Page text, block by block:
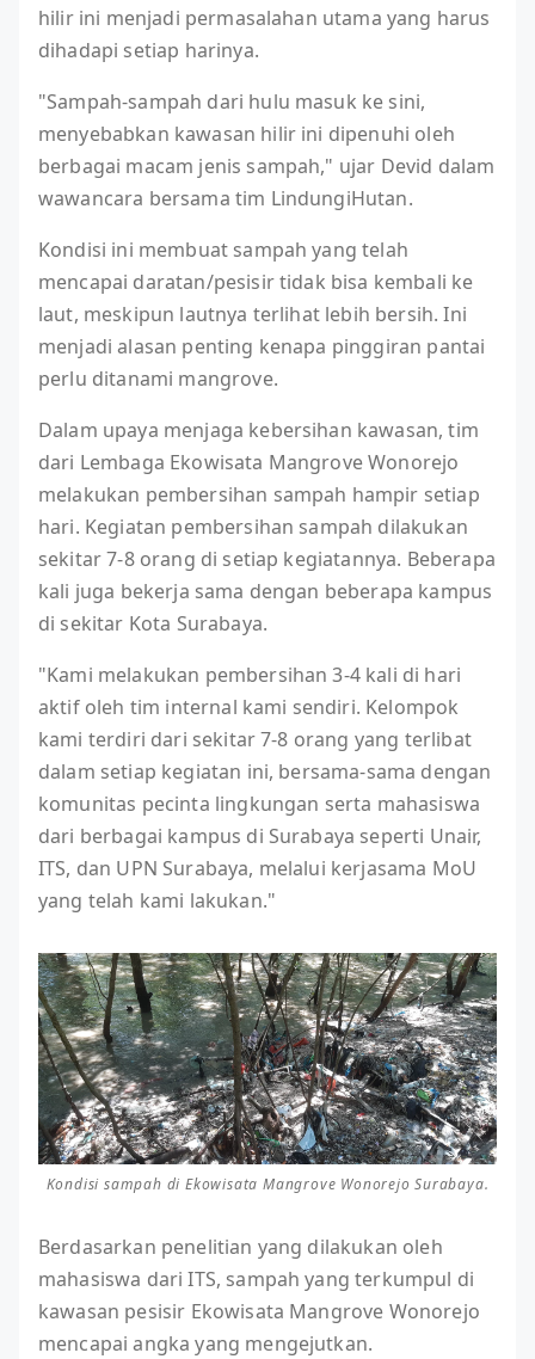
hilir ini menjadi permasalahan utama yang harus
dihadapi setiap harinya.
"Sampah-sampah dari hulu masuk ke sini,
menyebabkan kawasan hilir ini dipenuhi oleh
berbagai macam jenis sampah," ujar Devid dalam
wawancara bersama tim LindungiHutan.
Kondisi ini membuat sampah yang telah
mencapai daratan/pesisir tidak bisa kembali ke
laut, meskipun lautnya terlihat lebih bersih. Ini
menjadi alasan penting kenapa pinggiran pantai
perlu ditanami mangrove.
Dalam upaya menjaga kebersihan kawasan, tim
dari Lembaga Ekowisata Mangrove Wonorejo
melakukan pembersihan sampah hampir setiap
hari. Kegiatan pembersihan sampah dilakukan
sekitar 7-8 orang di setiap kegiatannya. Beberapa
kali juga bekerja sama dengan beberapa kampus
di sekitar Kota Surabaya.
"Kami melakukan pembersihan 3-4 kali di hari
aktif oleh tim internal kami sendiri. Kelompok
kami terdiri dari sekitar 7-8 orang yang terlibat
dalam setiap kegiatan ini, bersama-sama dengan
komunitas pecinta lingkungan serta mahasiswa
dari berbagai kampus di Surabaya seperti Unair,
ITS, dan UPN Surabaya, melalui kerjasama MoU
yang telah kami lakukan."
Kondisi sampah di Ekowisata Mangrove Wonorejo Surabaya.
Berdasarkan penelitian yang dilakukan oleh
mahasiswa dari ITS, sampah yang terkumpul di
kawasan pesisir Ekowisata Mangrove Wonorejo
mencapai angka yang mengejutkan.